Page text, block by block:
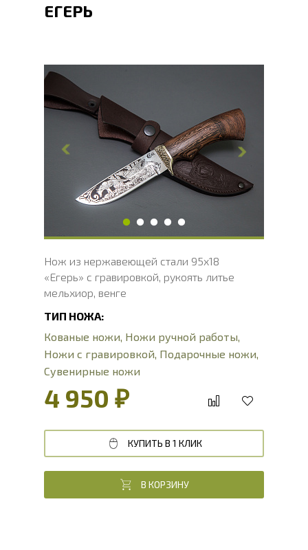
ЕГЕРЬ
Общая длина, мм
Длина клинка, мм
113.8
Ширина клинка, мм
29.7
Толщина обуха, мм
2.4
Ширина рукояти, мм
29.8
Длина рукояти, мм
126.2
Толщина рукояти, мм
24
Твердость клинка, HRC
56 - 58 HRC
Нож из нержавеющей стали 95х18
«Егерь» с гравировкой, рукоять литье
мельхиор, венге
ТИП НОЖА:
Кованые ножи, Ножи ручной работы,
Ножи с гравировкой, Подарочные ножи,
Сувенирные ножи
4 950 ₽
КУПИТЬ В 1 КЛИК
В КОРЗИНУ